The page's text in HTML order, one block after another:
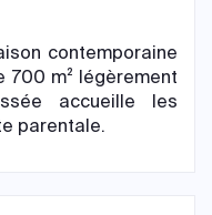
contemporaine
700 m² légèrement
accueille les
parentale.